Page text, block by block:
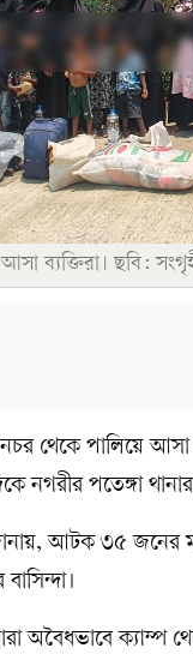
ব্যক্তিরা। ছবি:
থেকে পালিয়ে
নগরীর পতেঙ্গা
আটক ৩৫ জনের
অবৈধভাবে ক্যাম্প